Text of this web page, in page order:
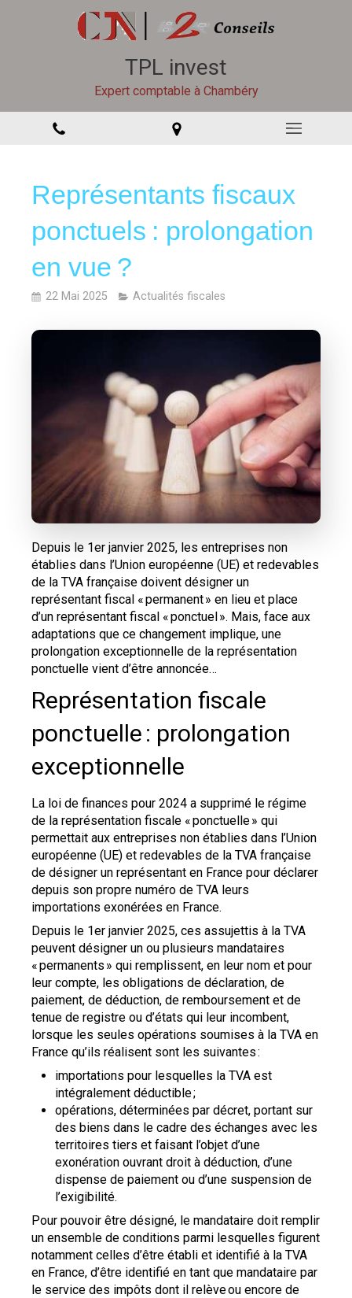
TPL invest
Expert comptable à Chambéry
Représentants fiscaux
ponctuels : prolongation
en vue ?
22 Mai 2025 Actualités fiscales
Depuis le 1er janvier 2025, les entreprises non
établies dans l’Union européenne (UE) et redevables
de la TVA française doivent désigner un
représentant fiscal « permanent » en lieu et place
d’un représentant fiscal « ponctuel ». Mais, face aux
adaptations que ce changement implique, une
prolongation exceptionnelle de la représentation
ponctuelle vient d’être annoncée…
Représentation fiscale
ponctuelle : prolongation
exceptionnelle
La loi de finances pour 2024 a supprimé le régime
de la représentation fiscale « ponctuelle » qui
permettait aux entreprises non établies dans l’Union
européenne (UE) et redevables de la TVA française
de désigner un représentant en France pour déclarer
depuis son propre numéro de TVA leurs
importations exonérées en France.
Depuis le 1er janvier 2025, ces assujettis à la TVA
peuvent désigner un ou plusieurs mandataires
« permanents » qui remplissent, en leur nom et pour
leur compte, les obligations de déclaration, de
paiement, de déduction, de remboursement et de
tenue de registre ou d’états qui leur incombent,
lorsque les seules opérations soumises à la TVA en
France qu’ils réalisent sont les suivantes :
importations pour lesquelles la TVA est
intégralement déductible ;
opérations, déterminées par décret, portant sur
des biens dans le cadre des échanges avec les
territoires tiers et faisant l’objet d’une
exonération ouvrant droit à déduction, d’une
dispense de paiement ou d’une suspension de
l’exigibilité.
Pour pouvoir être désigné, le mandataire doit remplir
un ensemble de conditions parmi lesquelles figurent
notamment celles d’être établi et identifié à la TVA
en France, d’être identifié en tant que mandataire par
le service des impôts dont il relève ou encore de